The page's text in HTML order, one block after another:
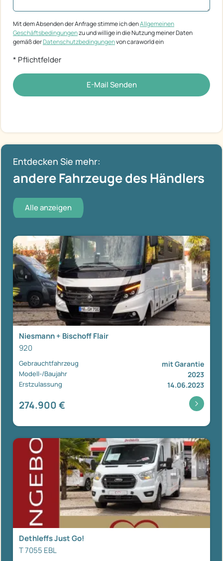
Mit dem Absenden der Anfrage stimme ich denAllgemeinen
Geschäftsbedingungenzu und willige in die Nutzung meiner Daten
gemäß derDatenschutzbedingungenvon caraworld ein
* Pflichtfelder
E-Mail Senden
Entdecken Sie mehr:
andere Fahrzeuge des Händlers
Alle anzeigen
Niesmann + Bischoff Flair
920
Gebrauchtfahrzeug mit Garantie
Modell-/Baujahr 2023
Erstzulassung 14.06.2023
274.900 €
Dethleffs Just Go!
T 7055 EBL